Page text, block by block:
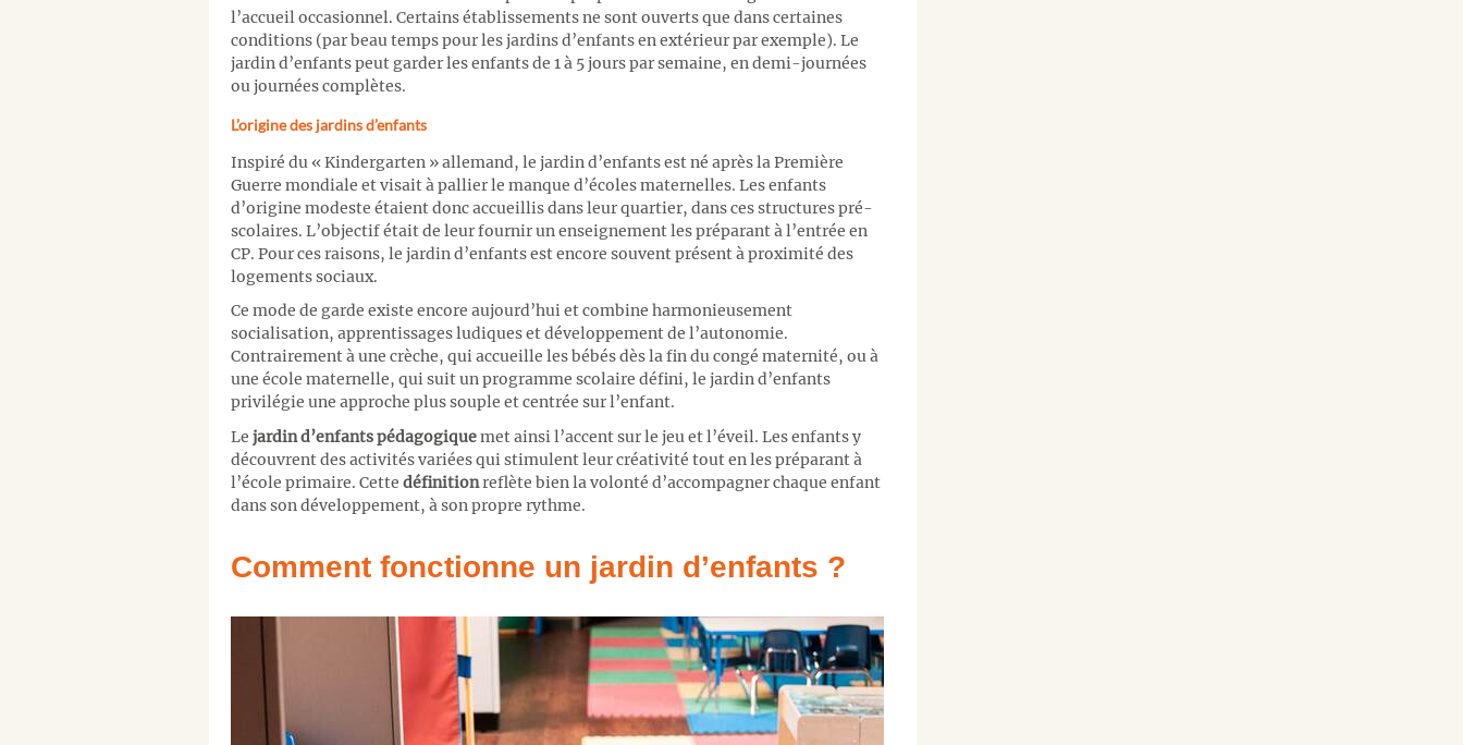
l’accueil occasionnel. Certains établissements ne sont ouverts que dans certaines
conditions (par beau temps pour les jardins d’enfants en extérieur par exemple). Le
jardin d’enfants peut garder les enfants de 1 à 5 jours par semaine, en demi-journées
ou journées complètes.
L’origine des jardins d’enfants
Inspiré du « Kindergarten » allemand, le jardin d’enfants est né après la Première
Guerre mondiale et visait à pallier le manque d’écoles maternelles. Les enfants
d’origine modeste étaient donc accueillis dans leur quartier, dans ces structures pré-
scolaires. L’objectif était de leur fournir un enseignement les préparant à l’entrée en
CP. Pour ces raisons, le jardin d’enfants est encore souvent présent à proximité des
logements sociaux.
Ce mode de garde existe encore aujourd’hui et combine harmonieusement
socialisation, apprentissages ludiques et développement de l’autonomie.
Contrairement à une crèche, qui accueille les bébés dès la fin du congé maternité, ou à
une école maternelle, qui suit un programme scolaire défini, le jardin d’enfants
privilégie une approche plus souple et centrée sur l’enfant.
Le jardin d’enfants pédagogiquemet ainsi l’accent sur le jeu et l’éveil. Les enfants y
découvrent des activités variées qui stimulent leur créativité tout en les préparant à
l’école primaire. Cette définitionreflète bien la volonté d’accompagner chaque enfant
dans son développement, à son propre rythme.
Comment fonctionne un jardin d’enfants ?